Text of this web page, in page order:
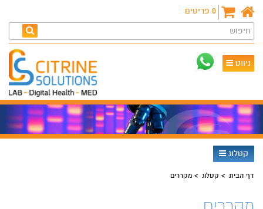
0 פריטים
חיפוש
ניווט
קטלוג
דף הבית קטלוג מקררים